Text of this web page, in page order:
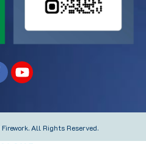
All Rights Reserved.